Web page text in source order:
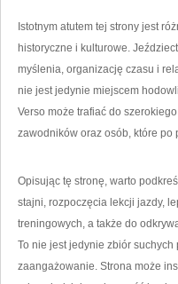
Istotnym atutem tej strony jest
historyczne i kulturowe.
myślenia, organizację czasu i
nie jest jedynie miejscem
Verso może trafiać do
zawodników oraz osób, które po
Opisując tę stronę, warto
stajni, rozpoczęcia lekcji jazdy,
treningowych, a także do
To nie jest jedynie zbiór
zaangażowanie. Strona może